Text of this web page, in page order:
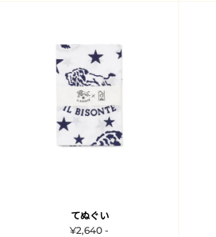
てぬぐい
¥2,640 -